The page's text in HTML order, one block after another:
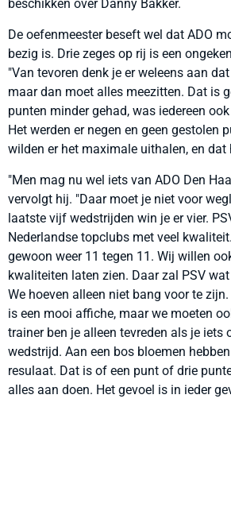
beschikken over Danny Bakker.
De oefenmeester beseft wel dat ADO
bezig is. Drie zeges op rij is een
"Van tevoren denk je er weleens aan
maar dan moet alles meezitten. Dat is
punten minder gehad, was iedereen
Het werden er negen en geen gestolen
wilden er het maximale uithalen, en dat
"Men mag nu wel iets van ADO Den
vervolgt hij. "Daar moet je niet voor
laatste vijf wedstrijden win je er vier.
Nederlandse topclubs met veel
gewoon weer 11 tegen 11. Wij willen
kwaliteiten laten zien. Daar zal PSV
We hoeven alleen niet bang voor te
is een mooi affiche, maar we moeten
trainer ben je alleen tevreden als je iets
wedstrijd. Aan een bos bloemen
resulaat. Dat is of een punt of drie
alles aan doen. Het gevoel is in ieder